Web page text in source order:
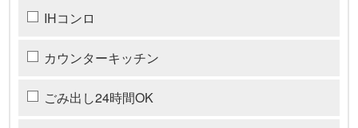
IHコンロ
カウンターキッチン
ごみ出し24時間OK